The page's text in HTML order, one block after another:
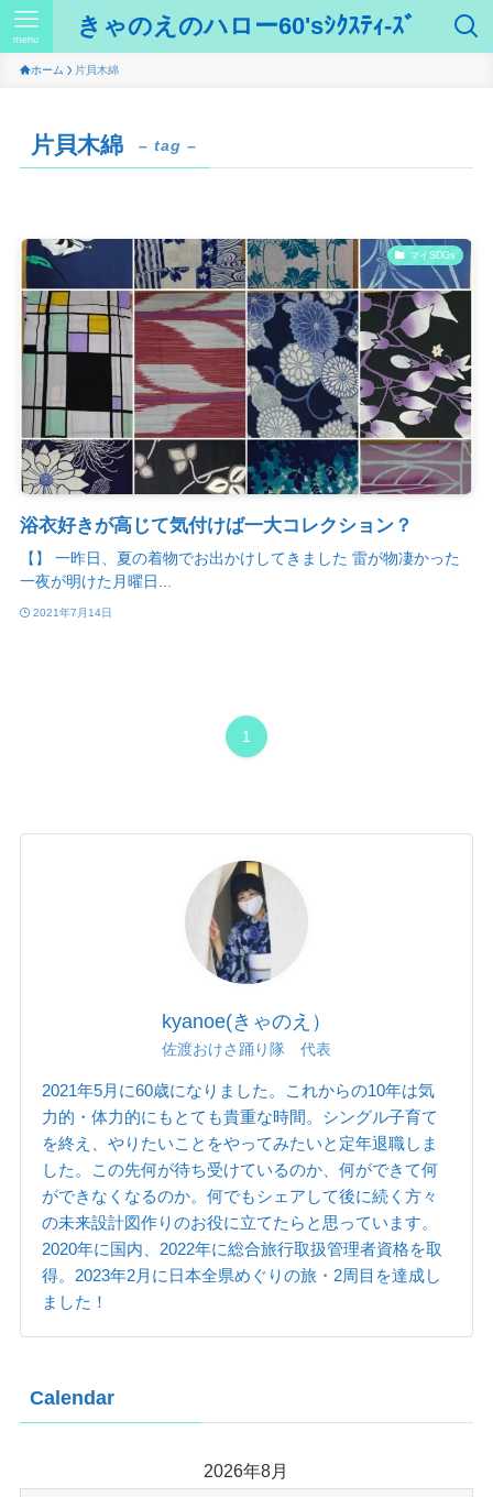
きゃのえのハロー60'sｼｸｽﾃｨ-ｽﾞ
menu
ホーム 片貝木綿
片貝木綿 – tag –
マイSDGs
浴衣好きが高じて気付けば一大コレクション？
【】 一昨日、夏の着物でお出かけしてきました 雷が物凄かった
一夜が明けた月曜日...
2021年7月14日
1
kyanoe(きゃのえ）
佐渡おけさ踊り隊 代表
2021年5月に60歳になりました。これからの10年は気
力的・体力的にもとても貴重な時間。シングル子育て
を終え、やりたいことをやってみたいと定年退職しま
した。この先何が待ち受けているのか、何ができて何
ができなくなるのか。何でもシェアして後に続く方々
の未来設計図作りのお役に立てたらと思っています。
2020年に国内、2022年に総合旅行取扱管理者資格を取
得。2023年2月に日本全県めぐりの旅・2周目を達成し
ました！
Calendar
2026年8月